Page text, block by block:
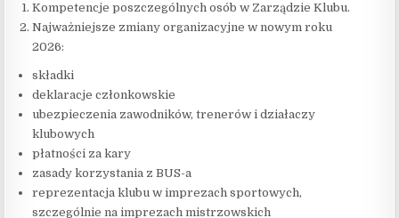
Kompetencje poszczególnych osób w Zarządzie Klubu.
Najważniejsze zmiany organizacyjne w nowym roku
2026:
składki
deklaracje członkowskie
ubezpieczenia zawodników, trenerów i działaczy
klubowych
płatności za kary
zasady korzystania z BUS-a
reprezentacja klubu w imprezach sportowych,
szczególnie na imprezach mistrzowskich